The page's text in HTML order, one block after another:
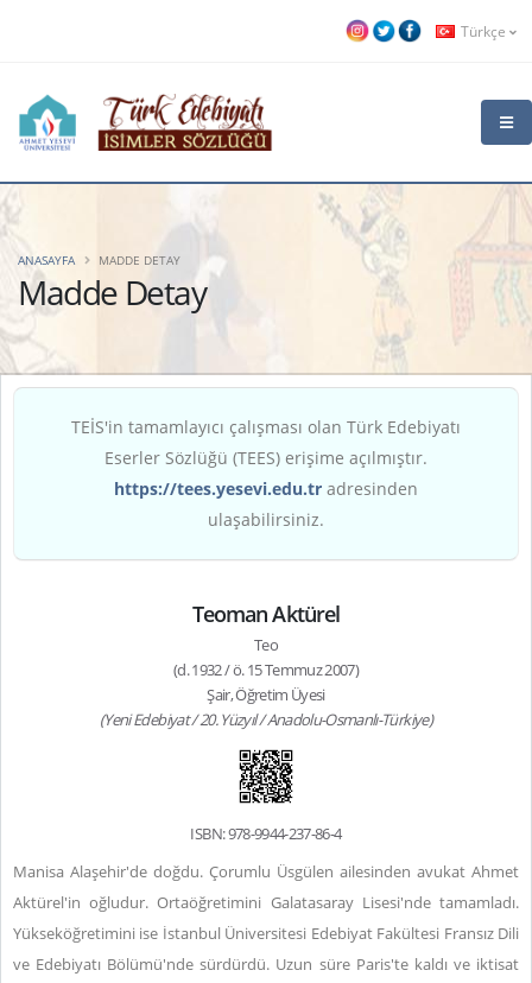
Türkçe
Madde Detay
ANASAYFA MADDE DETAY
TEİS'in tamamlayıcı çalışması olan Türk Edebiyatı
Eserler Sözlüğü (TEES) erişime açılmıştır.
https://tees.yesevi.edu.tr adresinden
ulaşabilirsiniz.
Teoman Aktürel
Teo
(d. 1932 / ö. 15 Temmuz 2007)
Şair, Öğretim Üyesi
(Yeni Edebiyat / 20. Yüzyıl / Anadolu-Osmanlı-Türkiye)
ISBN: 978-9944-237-86-4
Manisa Alaşehir'de doğdu. Çorumlu Üsgülen ailesinden avukat Ahmet
Aktürel'in oğludur. Ortaöğretimini Galatasaray Lisesi'nde tamamladı.
Yükseköğretimini ise İstanbul Üniversitesi Edebiyat Fakültesi Fransız Dili
ve Edebiyatı Bölümü'nde sürdürdü. Uzun süre Paris'te kaldı ve iktisat